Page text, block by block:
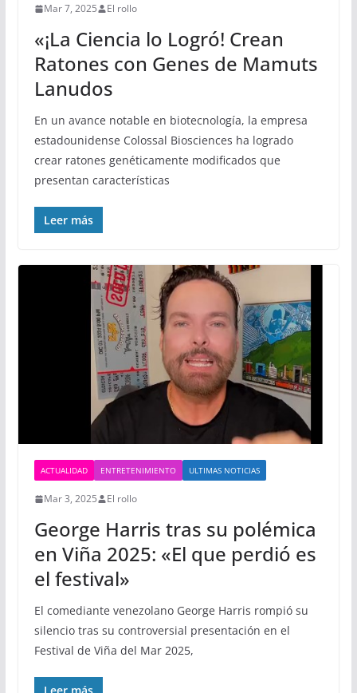
Mar 7, 2025 El rollo
«¡La Ciencia lo Logró! Crean
Ratones con Genes de Mamuts
Lanudos
En un avance notable en biotecnología, la empresa
estadounidense Colossal Biosciences ha logrado
crear ratones genéticamente modificados que
presentan características
Leer más
ACTUALIDAD ENTRETENIMIENTO ULTIMAS NOTICIAS
Mar 3, 2025 El rollo
George Harris tras su polémica
en Viña 2025: «El que perdió es
el festival»
El comediante venezolano George Harris rompió su
silencio tras su controversial presentación en el
Festival de Viña del Mar 2025,